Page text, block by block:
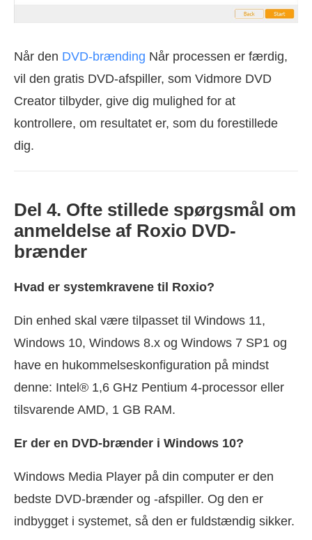
Når den DVD-brænding Når processen er færdig,
vil den gratis DVD-afspiller, som Vidmore DVD
Creator tilbyder, give dig mulighed for at
kontrollere, om resultatet er, som du forestillede
dig.
Del 4. Ofte stillede spørgsmål om
anmeldelse af Roxio DVD-
brænder
Hvad er systemkravene til Roxio?
Din enhed skal være tilpasset til Windows 11,
Windows 10, Windows 8.x og Windows 7 SP1 og
have en hukommelseskonfiguration på mindst
denne: Intel® 1,6 GHz Pentium 4-processor eller
tilsvarende AMD, 1 GB RAM.
Er der en DVD-brænder i Windows 10?
Windows Media Player på din computer er den
bedste DVD-brænder og -afspiller. Og den er
indbygget i systemet, så den er fuldstændig sikker.